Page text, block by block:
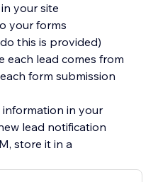
your site
your forms
this is provided)
each lead comes from
form submission
in your
lead notification
store it in a